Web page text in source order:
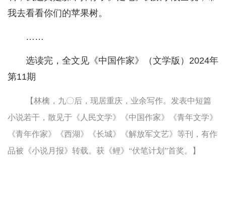
我去看看你们的苹果树。
……
选读完，全文见《中国作家》（文学版）2024年
第11期
【林檎，九〇后，现居重庆，业余写作。发表中短篇
小说若干，散见于《人民文学》《中国作家》《青年文学》
《青年作家》《西湖》《长城》《解放军文艺》等刊，有作
品被《小说月报》转载。获《鲤》“伏笔计划”首奖。】